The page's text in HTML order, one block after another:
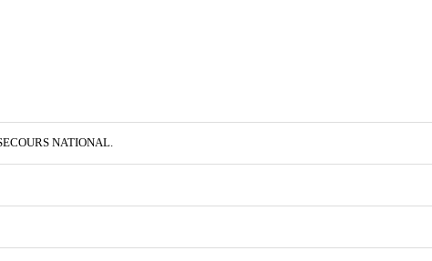
NATIONAL.